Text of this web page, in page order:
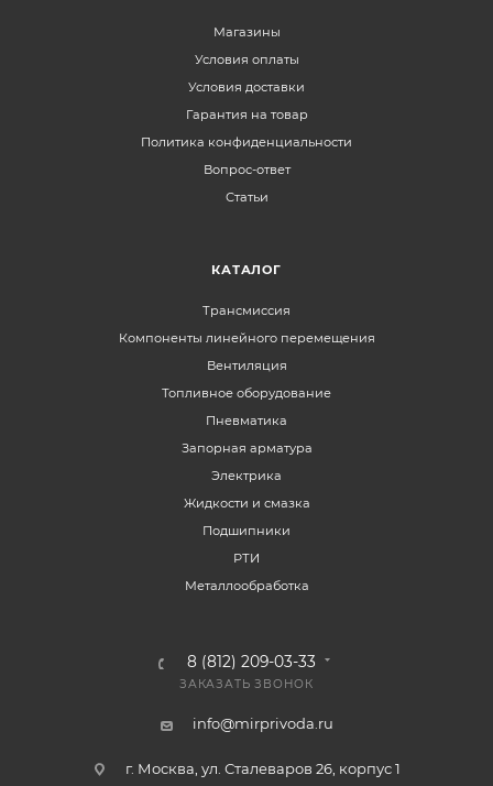
Магазины
Условия оплаты
Условия доставки
Гарантия на товар
Политика конфиденциальности
Вопрос-ответ
Статьи
КАТАЛОГ
Трансмиссия
Компоненты линейного перемещения
Вентиляция
Топливное оборудование
Пневматика
Запорная арматура
Электрика
Жидкости и смазка
Подшипники
РТИ
Металлообработка
8 (812) 209-03-33
ЗАКАЗАТЬ ЗВОНОК
info@mirprivoda.ru
г. Москва, ул. Сталеваров 26, корпус 1